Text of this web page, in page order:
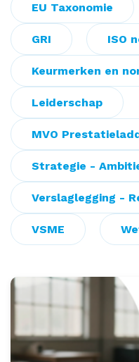
EU Taxonomie
GRI ISO
Keurmerken en
Leiderschap
MVO
Strategie -
Verslaglegging -
VSME